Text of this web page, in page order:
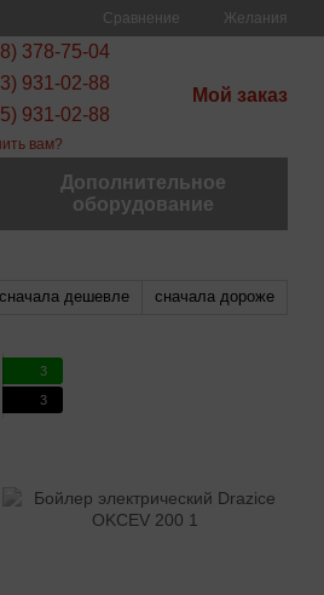
Сравнение Желания
378-75-04
931-02-88
931-02-88
вам?
Мой заказ
Дополнительное
оборудование
сначала дешевле сначала дороже
3
3